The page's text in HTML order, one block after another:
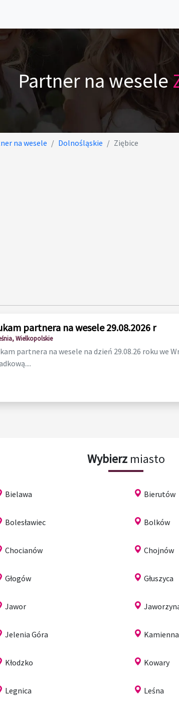
Partner na wesele
na wesele Dolnośląskie Ziębice
partnera na wesele 29.08.2026 r
Wielkopolskie
partnera na wesele na dzień 29.08.26 roku we
Wybierzmiasto
Bielawa Bierutów
Bolesławiec Bolków
Chocianów Chojnów
Głogów Głuszyca
Jawor
Jelenia Góra
Kłodzko Kowary
Legnica Leśna